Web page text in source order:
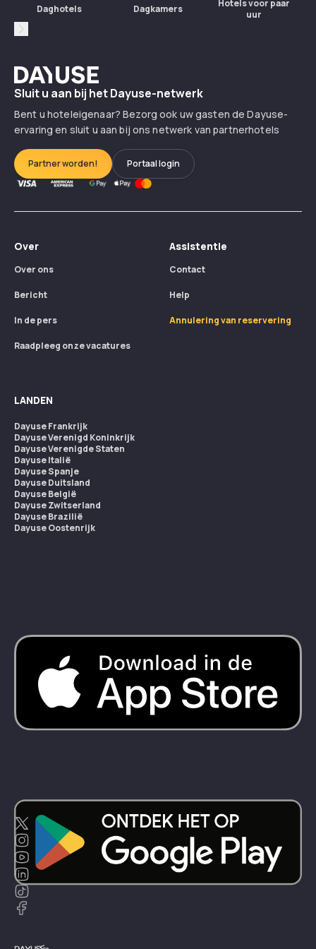
In welke landen kan je hotels boeken met
Hoe wordt u een partnerhotel van Dayuse?
Daghotels Dagkamers
Hotels voor paar
uur
Suivant
Dayuse
Sluit u aan bij het Dayuse-netwerk
Bent u hoteleigenaar? Bezorg ook uw gasten de Dayuse-
ervaring en sluit u aan bij ons netwerk van partnerhotels
Partner worden! Portaal login
Over
Over ons
Bericht
In de pers
Raadpleeg onze vacatures
Assistentie
Contact
Help
Annulering van reservering
LANDEN
DayuseFrankrijk
DayuseVerenigd Koninkrijk
DayuseVerenigde Staten
DayuseItalië
DayuseSpanje
DayuseDuitsland
DayuseBelgië
DayuseZwitserland
DayuseBrazilië
DayuseOostenrijk
DayuseNieuw-Zeeland
Dayuse